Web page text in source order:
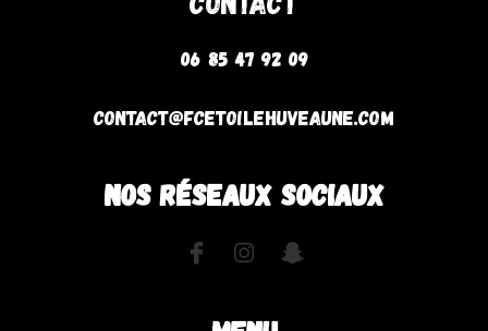
06 85 47 92 09
contact@fcetoilehuveaune.com
NOS RÉSEAUX SOCIAUX